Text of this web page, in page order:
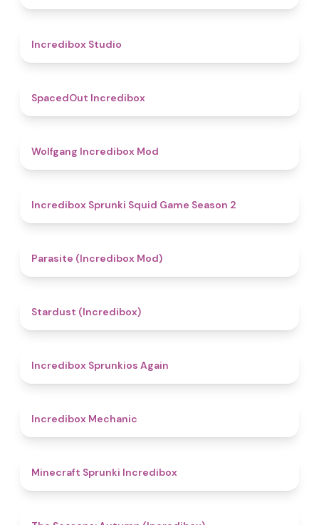
Incredibox Studio
SpacedOut Incredibox
Wolfgang Incredibox Mod
Incredibox Sprunki Squid Game Season 2
Parasite (Incredibox Mod)
Stardust (Incredibox)
Incredibox Sprunkios Again
Incredibox Mechanic
Minecraft Sprunki Incredibox